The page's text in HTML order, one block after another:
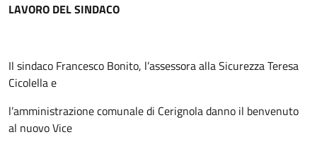
LAVORO DEL SINDACO
Il sindaco Francesco Bonito, l’assessora alla Sicurezza Teresa
Cicolella e
l’amministrazione comunale di Cerignola danno il benvenuto
al nuovo Vice